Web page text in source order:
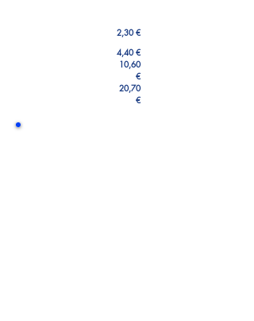
2,30 €
4,40 €
10,60
€
20,70
€